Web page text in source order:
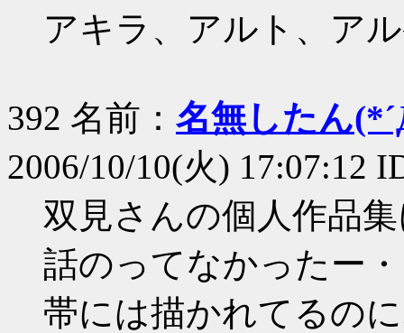
アキラ、アルト、ア
392 名前： 名無したん
2006/10/10(火) 17:07:12
双見さんの個人作品
話のってなかったー
帯には描かれてるの